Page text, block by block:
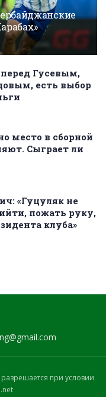
Гусевым,
есть выбор
место в сборной
Сыграет ли
«Гуцуляк не
пожать руку,
клуба»
при условии